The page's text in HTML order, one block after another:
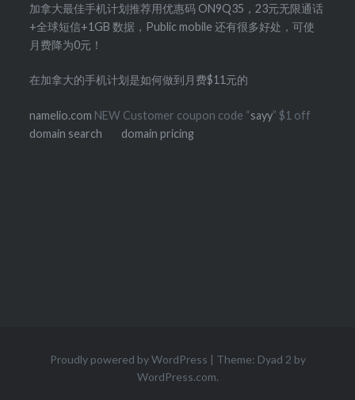
加拿大最佳手机计划推荐用优惠码 ON9Q35，23元无限通话
+全球短信+1GB 数据，Public mobile 还有很多好处，可使
月费降为0元！
在加拿大的手机计划是如何做到月费$11元的
namelio.com NEW Customer coupon code “sayy” $1 off
domain search
domain pricing
Proudly powered by WordPress | Theme: Dyad 2 by
WordPress.com.